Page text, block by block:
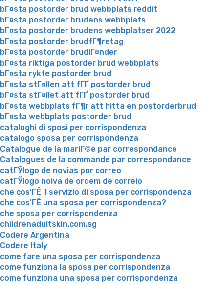
bГ¤sta postorder brud webbplats reddit
bГ¤sta postorder brudens webbplats
bГ¤sta postorder brudens webbplatser 2022
bГ¤sta postorder brudfГ¶retag
bГ¤sta postorder brudlГ¤nder
bГ¤sta riktiga postorder brud webbplats
bГ¤sta rykte postorder brud
bГ¤sta stГ¤llen att fГҐ postorder brud
bГ¤sta stГ¤llet att fГҐ postorder brud
bГ¤sta webbplats fГ¶r att hitta en postorderbrud
bГ¤sta webbplats postorder brud
cataloghi di sposi per corrispondenza
catalogo sposa per corrispondenza
Catalogue de la mariГ©e par correspondance
Catalogues de la commande par correspondance
catГЎlogo de novias por correo
catГЎlogo noiva de ordem de correio
che cos'ГЁ il servizio di sposa per corrispondenza
che cos'ГЁ una sposa per corrispondenza?
che sposa per corrispondenza
childrenadultskin.com.sg
Codere Argentina
Codere Italy
come fare una sposa per corrispondenza
come funziona la sposa per corrispondenza
come funziona una sposa per corrispondenza